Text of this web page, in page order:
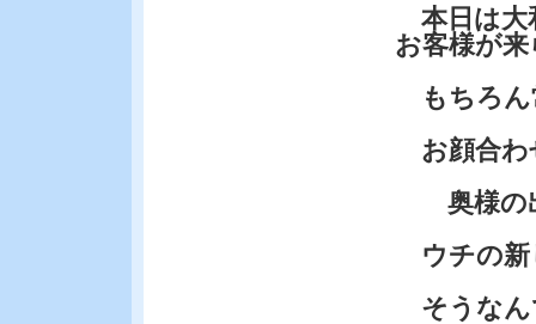
本日は大
お客様が
もちろん
お顔合わ
奥様の出
ウチの新
そうなん